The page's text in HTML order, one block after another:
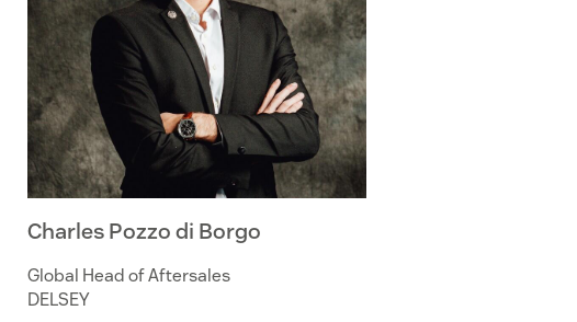
Charles Pozzo di Borgo
Global Head of Aftersales
DELSEY